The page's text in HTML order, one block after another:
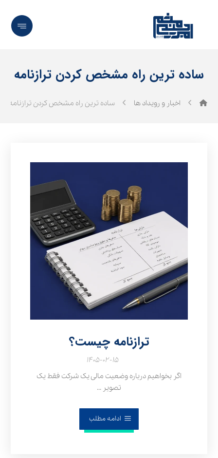
ساده ترین راه مشخص کردن ترازنامه
اخبار و رویداد ها ساده ترین راه مشخص کردن ترازنامه
ترازنامه چیست؟
۱۴۰۵-۰۲-۱۵
اگر بخواهیم درباره وضعیت مالی یک شرکت فقط یک
تصویر ...
ادامه مطلب